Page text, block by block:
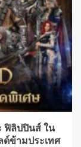
ฟิลิปปินส์ ใน
ด์ข้ามประเทศ